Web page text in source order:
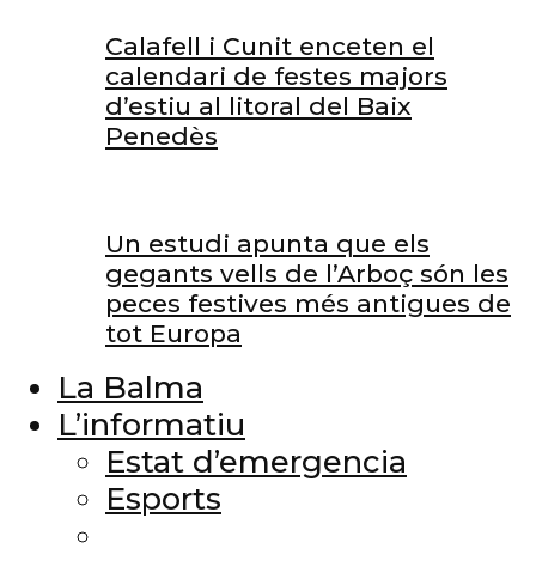
Calafell i Cunit enceten el
calendari de festes majors
d’estiu al litoral del Baix
Penedès
Un estudi apunta que els
gegants vells de l’Arboç són les
peces festives més antigues de
tot Europa
La Balma
L’informatiu
Estat d’emergencia
Esports